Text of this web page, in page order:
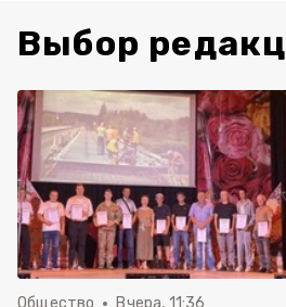
Выбор
Общество Вчера, 11:36